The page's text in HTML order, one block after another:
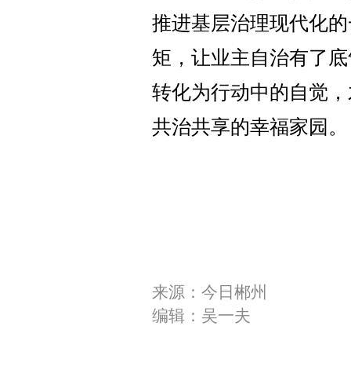
推进基层治理现代化
矩，让业主自治有了
转化为行动中的自觉
共治共享的幸福家园。
来源：今日郴州
编辑：吴一夫